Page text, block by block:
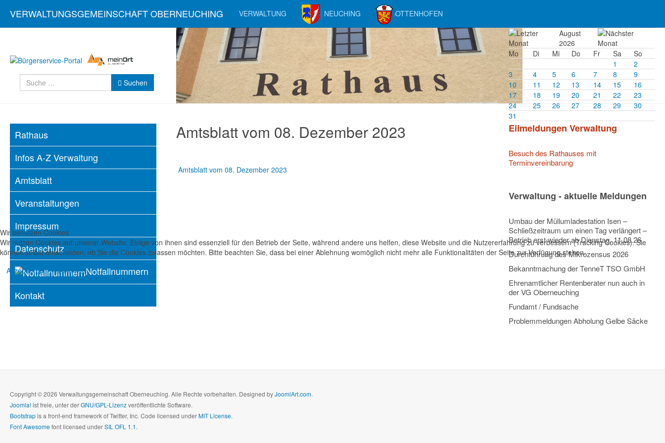
VERWALTUNGSGEMEINSCHAFT OBERNEUCHING VERWALTUNG NEUCHING OTTENHOFEN
Suchen Type 2 or more characters for results.
Suchen
August
2026
Mo
Di Mi Do Fr Sa
So
1
2
3
4 5 6 7 8
9
10
11 12 13 14 15
16
17
18 19 20 21 22
23
24
25 26 27 28 29
30
31
Amtsblatt vom 08. Dezember 2023
Amtsblatt vom 08. Dezember 2023
Rathaus
Infos A-Z Verwaltung
Amtsblatt
Veranstaltungen
Impressum
Datenschutz
Notfallnummern
Kontakt
Eilmeldungen Verwaltung
Besuch des Rathauses mit
Terminvereinbarung
Verwaltung - aktuelle Meldungen
Umbau der Müllumladestation Isen –
Schließzeitraum um einen Tag verlängert –
Betrieb erst wieder ab Dienstag, 11.08.26
Durchführung des Mikrozensus 2026
Bekanntmachung der TenneT TSO GmbH
Ehrenamtlicher Rentenberater nun auch in
der VG Oberneuching
Fundamt / Fundsache
Problemmeldungen Abholung Gelbe Säcke
Copyright © 2026 Verwaltungsgemeinschaft Oberneuching. Alle Rechte vorbehalten. Designed byJoomlArt.com.
Joomla!ist freie, unter derGNU/GPL-Lizenzveröffentlichte Software.
Bootstrapis a front-end framework of Twitter, Inc. Code licensed underMIT License.
Font Awesomefont licensed underSIL OFL 1.1.
Wir benutzen Cookies
Wir nutzen Cookies auf unserer Website. Einige von ihnen sind essenziell für den Betrieb der Seite, während andere uns helfen, diese Website und die Nutzererfahrung zu verbessern (Tracking Cookies). Sie
können selbst entscheiden, ob Sie die Cookies zulassen möchten. Bitte beachten Sie, dass bei einer Ablehnung womöglich nicht mehr alle Funktionalitäten der Seite zur Verfügung stehen.
Akzeptieren
Ablehnen